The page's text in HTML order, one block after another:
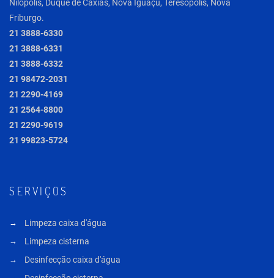
Nilópolis, Duque de Caxias, Nova Iguaçu, Teresópolis, Nova
Friburgo.
21 3888-6330
21 3888-6331
21 3888-6332
21 98472-2031
21 2290-4169
21 2564-8800
21 2290-9619
21 99823-5724
SERVIÇOS
Limpeza caixa d'água
Limpeza cisterna
Desinfecção caixa d'água